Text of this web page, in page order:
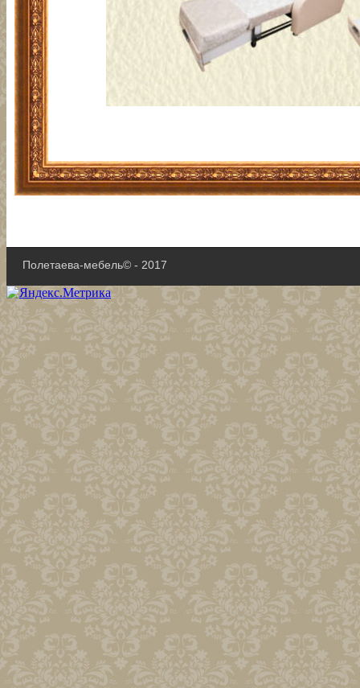
Полетаева-мебель© - 2017